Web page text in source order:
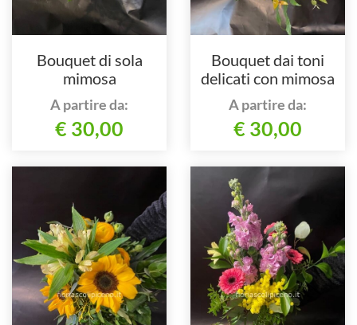
Bouquet di sola
mimosa
A partire da:
€ 30,00
Bouquet dai toni
delicati con mimosa
A partire da:
€ 30,00